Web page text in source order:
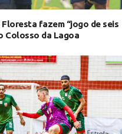
Floresta fazem “jogo de seis
Colosso da Lagoa